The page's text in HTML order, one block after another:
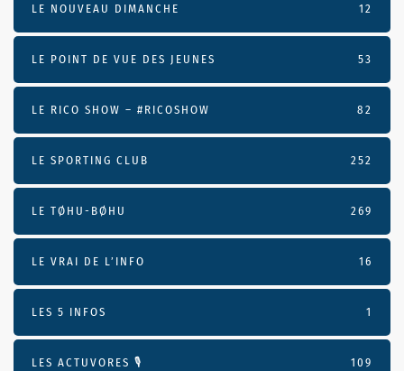
LE NOUVEAU DIMANCHE 12
LE POINT DE VUE DES JEUNES 53
LE RICO SHOW – #RICOSHOW 82
LE SPORTING CLUB 252
LE TØHU-BØHU 269
LE VRAI DE L’INFO 16
LES 5 INFOS 1
LES ACTUVORES 🎙 109